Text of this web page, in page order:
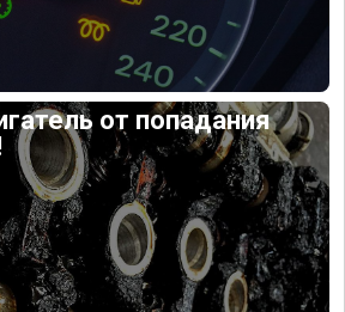
от попадания